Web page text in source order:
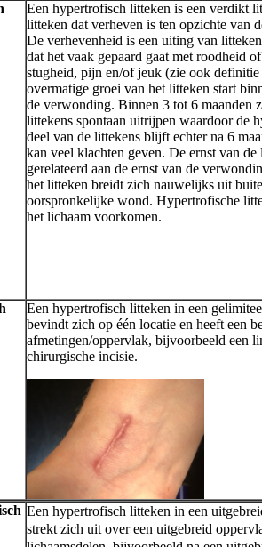
Een hypertrofisch litteken is een verdikt
litteken dat verheven is ten opzichte van
De verhevenheid is een uiting van
dat het vaak gepaard gaat met roodheid
stugheid, pijn en/of jeuk (zie ook definitie
overmatige groei van het litteken start
de verwonding. Binnen 3 tot 6 maanden
littekens spontaan uitrijpen waardoor de
deel van de littekens blijft echter na 6
kan veel klachten geven. De ernst van
gerelateerd aan de ernst van de
het litteken breidt zich nauwelijks uit
oorspronkelijke wond. Hypertrofische
het lichaam voorkomen.
Een hypertrofisch litteken in een
bevindt zich op één locatie en heeft een
afmetingen/oppervlak, bijvoorbeeld een
chirurgische incisie.
Een hypertrofisch litteken in een
strekt zich uit over een uitgebreid